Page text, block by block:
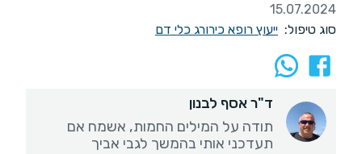
15.07.2024
סוג טיפול: ייעוץ רופא כירורג כלי דם
ד"ר אסף לבנון
תודה על המילים החמות, אשמח אם
תעדכני אותי בהמשך לגבי אביך